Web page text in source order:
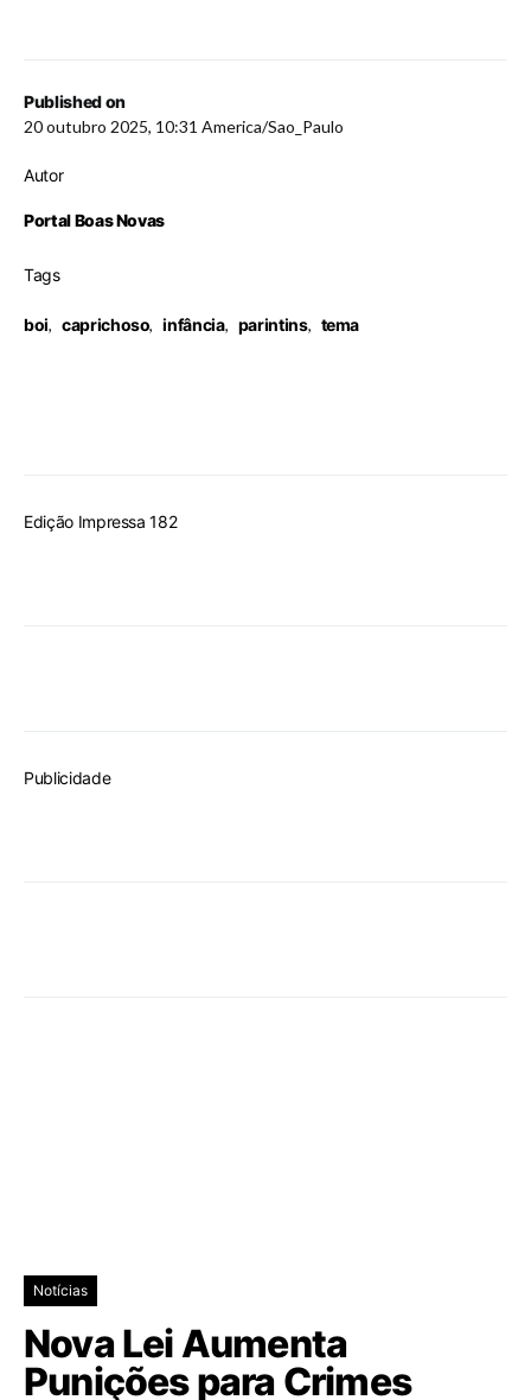
Published on
20 outubro 2025, 10:31 America/Sao_Paulo
Autor
Portal Boas Novas
Tags
boi, caprichoso, infância, parintins, tema
Edição Impressa 182
Publicidade
Notícias
Nova Lei Aumenta
Punições para Crimes